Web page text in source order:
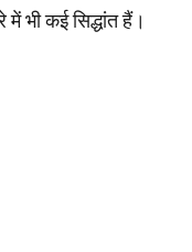
भी कई सिद्धांत हैं।